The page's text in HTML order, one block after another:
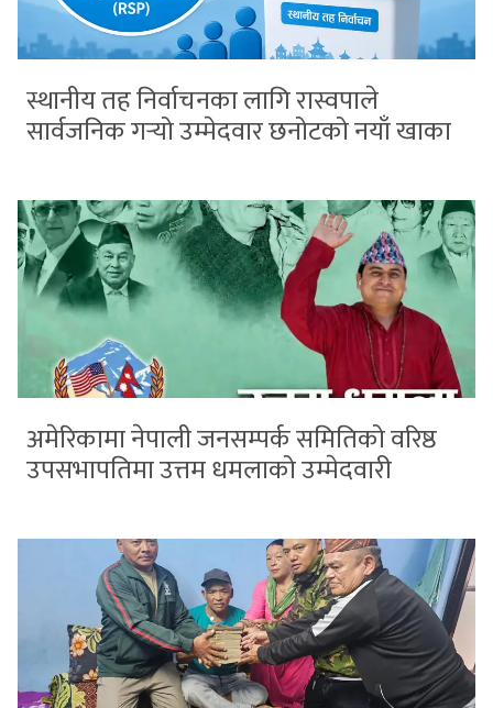
स्थानीय तह निर्वाचनका लागि रास्वपाले
सार्वजनिक गर्‍यो उम्मेदवार छनोटको नयाँ खाका
अमेरिकामा नेपाली जनसम्पर्क समितिको वरिष्ठ
उपसभापतिमा उत्तम धमलाको उम्मेदवारी